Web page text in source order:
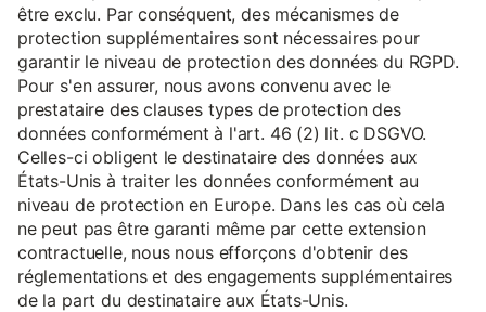
être exclu. Par conséquent, des mécanismes de
protection supplémentaires sont nécessaires pour
garantir le niveau de protection des données du RGPD.
Pour s'en assurer, nous avons convenu avec le
prestataire des clauses types de protection des
données conformément à l'art. 46 (2) lit. c DSGVO.
Celles-ci obligent le destinataire des données aux
États-Unis à traiter les données conformément au
niveau de protection en Europe. Dans les cas où cela
ne peut pas être garanti même par cette extension
contractuelle, nous nous efforçons d'obtenir des
réglementations et des engagements supplémentaires
de la part du destinataire aux États-Unis.